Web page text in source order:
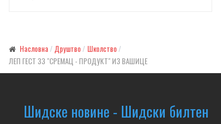
Насловна Друштво
Школство
ЛЕП ГЕСТ ЗЗ "СРЕМАЦ - ПРОДУКТ" ИЗ ВАШИЦЕ
Шидске новине - Шидски билтен